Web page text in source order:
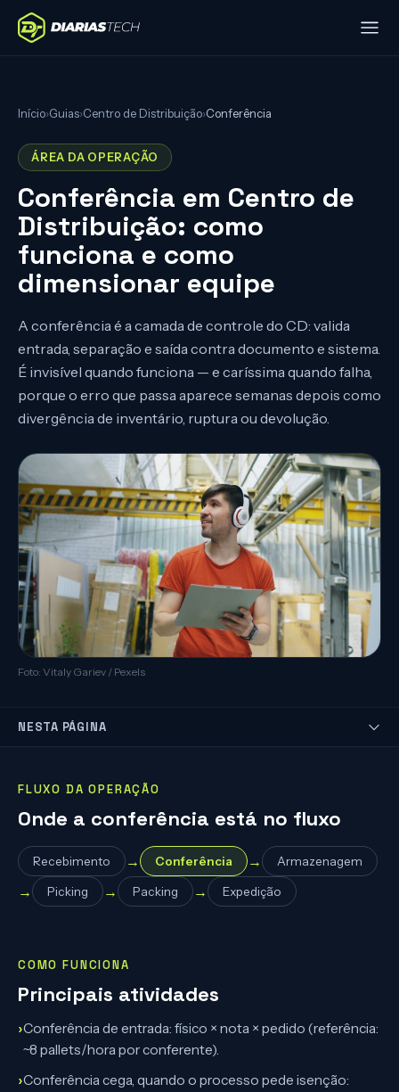
Início›Guias›Centro de Distribuição›Conferência
ÁREA DA OPERAÇÃO
Conferência em Centro de
Distribuição: como
funciona e como
dimensionar equipe
A conferência é a camada de controle do CD: valida
entrada, separação e saída contra documento e sistema.
É invisível quando funciona — e caríssima quando falha,
porque o erro que passa aparece semanas depois como
divergência de inventário, ruptura ou devolução.
Foto: Vitaly Gariev / Pexels
NESTA PÁGINA
FLUXO DA OPERAÇÃO
Onde a conferência está no fluxo
Recebimento → Conferência → Armazenagem
→ Picking → Packing → Expedição
COMO FUNCIONA
Principais atividades
›Conferência de entrada: físico × nota × pedido (referência:
~8 pallets/hora por conferente).
›Conferência cega, quando o processo pede isenção: